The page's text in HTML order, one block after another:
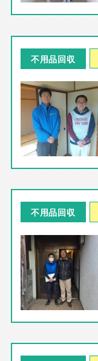
不用品回収
不用品回収